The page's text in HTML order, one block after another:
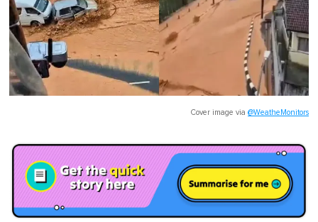
Cover image via @WeatheMonitors